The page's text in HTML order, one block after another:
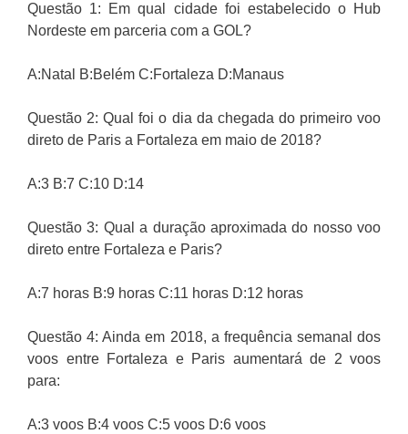
Questão 1: Em qual cidade foi estabelecido o Hub
Nordeste em parceria com a GOL?
A:Natal B:Belém C:Fortaleza D:Manaus
Questão 2: Qual foi o dia da chegada do primeiro voo
direto de Paris a Fortaleza em maio de 2018?
A:3 B:7 C:10 D:14
Questão 3: Qual a duração aproximada do nosso voo
direto entre Fortaleza e Paris?
A:7 horas B:9 horas C:11 horas D:12 horas
Questão 4: Ainda em 2018, a frequência semanal dos
voos entre Fortaleza e Paris aumentará de 2 voos
para:
A:3 voos B:4 voos C:5 voos D:6 voos